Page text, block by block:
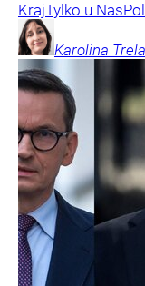
KrajTylko u Nas
Karolina Trela